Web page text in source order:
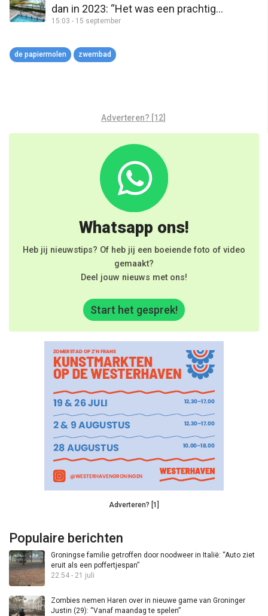
dan in 2023: “Het was een prachtig
seizoen”
15:03 - 15 september
de papiermolen zwembad
Adverteren? [12]
Whatsapp ons!
Heb jij nieuwstips? Of heb jij een boeiende foto of video
gemaakt?
Deel jouw nieuws met ons!
Start het gesprek!
Adverteren? [1]
Populaire berichten
Groningse familie getroffen door noodweer in Italië: “Auto ziet
eruit als een poffertjespan”
22:54 - 21 juli
Zombies nemen Haren over in nieuwe game van Groninger
Justin (29): “Vanaf maandag te spelen”